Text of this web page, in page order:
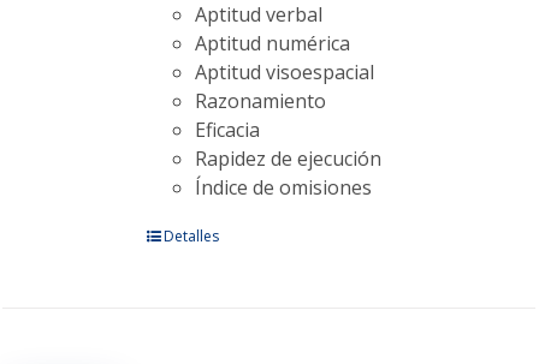
Aptitud verbal
Aptitud numérica
Aptitud visoespacial
Razonamiento
Eficacia
Rapidez de ejecución
Índice de omisiones
EsteDetalles